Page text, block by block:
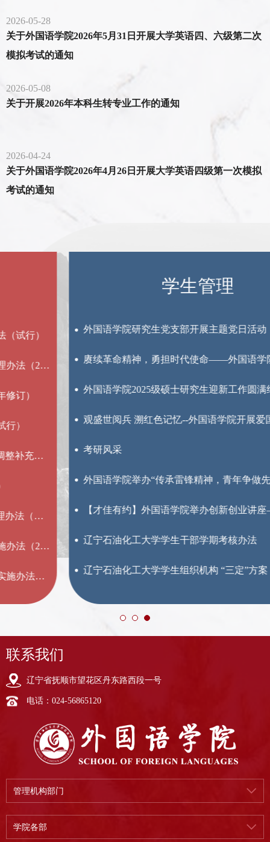
2026-05-28
关于外国语学院2026年5月31日开展大学英语四、六级第二次
模拟考试的通知
2026-05-08
关于开展2026年本科生转专业工作的通知
2026-04-24
关于外国语学院2026年4月26日开展大学英语四级第一次模拟
考试的通知
学生管理
外国语学院研究生党支部开展主题党日活动
赓续革命精神，勇担时代使命——外国语学院研究生党支部与本...
外国语学院2025级硕士研究生迎新工作圆满结束​
观盛世阅兵 溯红色记忆--外国语学院开展爱国主义主题教育
考研风采
外国语学院举办“传承雷锋精神，青年争做先锋” 朗诵演讲比赛
【才佳有约】外国语学院举办创新创业讲座——“挑战杯”宣讲会
辽宁石油化工大学学生干部学期考核办法
辽宁石油化工大学学生组织机构 “三定”方案
联系我们
辽宁省抚顺市望花区丹东路西段一号
电话：024-56865120
管理机构部门
学院各部